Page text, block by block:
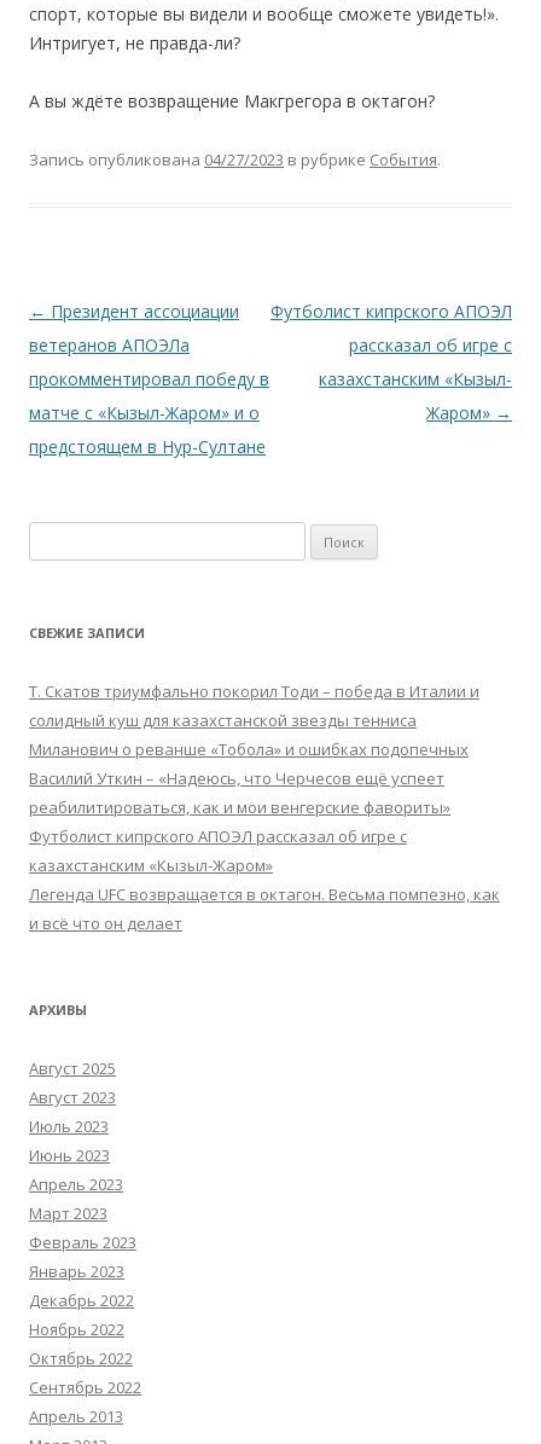
спорт, которые вы видели и вообще сможете увидеть!».
Интригует, не правда-ли?
А вы ждёте возвращение Макгрегора в октагон?
Запись опубликована 04/27/2023 в рубрике События.
Навигация
по
записям
← Президент ассоциации
ветеранов АПОЭЛа
прокомментировал победу в
матче с «Кызыл-Жаром» и о
предстоящем в Нур-Султане
Футболист кипрского АПОЭЛ
рассказал об игре с
казахстанским «Кызыл-
Жаром» →
СВЕЖИЕ ЗАПИСИ
Т. Скатов триумфально покорил Тоди – победа в Италии и
солидный куш для казахстанской звезды тенниса
Миланович о реванше «Тобола» и ошибках подопечных
Василий Уткин – «Надеюсь, что Черчесов ещё успеет
реабилитироваться, как и мои венгерские фавориты»
Футболист кипрского АПОЭЛ рассказал об игре с
казахстанским «Кызыл-Жаром»
Легенда UFC возвращается в октагон. Весьма помпезно, как
и всё что он делает
АРХИВЫ
Август 2025
Август 2023
Июль 2023
Июнь 2023
Апрель 2023
Март 2023
Февраль 2023
Январь 2023
Декабрь 2022
Ноябрь 2022
Октябрь 2022
Сентябрь 2022
Апрель 2013